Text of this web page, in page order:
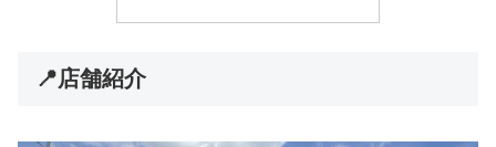
📍店舗紹介